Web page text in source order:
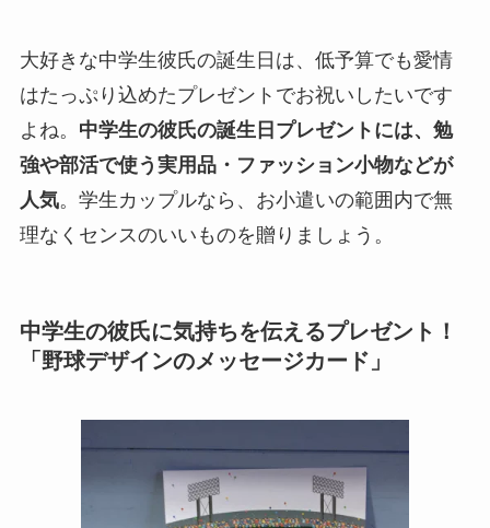
大好きな中学生彼氏の誕生日は、低予算でも愛情
はたっぷり込めたプレゼントでお祝いしたいです
よね。 中学生の彼氏の誕生日プレゼントには、勉
強や部活で使う実用品・ファッション小物などが
人気。学生カップルなら、お小遣いの範囲内で無
理なくセンスのいいものを贈りましょう。
中学生の彼氏に気持ちを伝えるプレゼント！
「野球デザインのメッセージカード」